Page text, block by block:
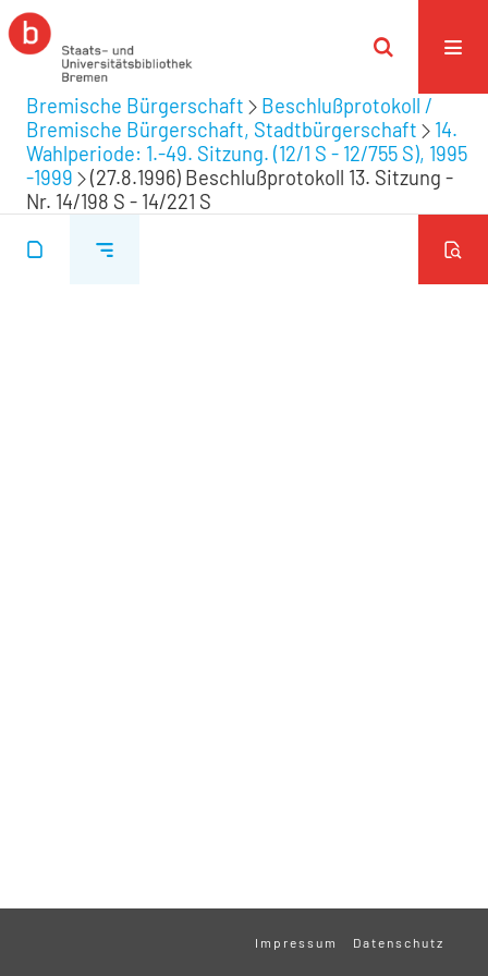
Bremische Bürgerschaft
Beschlußprotokoll /
Bremische Bürgerschaft, Stadtbürgerschaft
14.
Wahlperiode: 1.-49. Sitzung. (12/1 S - 12/755 S), 1995
-1999
(27.8.1996) Beschlußprotokoll 13. Sitzung -
Nr. 14/198 S - 14/221 S
Impressum Datenschutz